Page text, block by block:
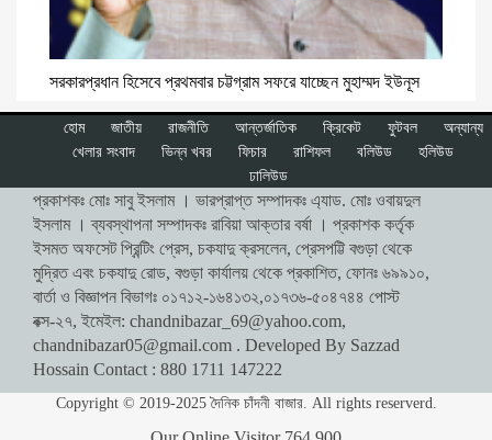
সরকারপ্রধান হিসেবে প্রথমবার চট্টগ্রাম সফরে যাচ্ছেন মুহাম্মদ ইউনূস
হোম জাতীয় রাজনীতি আন্তর্জাতিক ক্রিকেট ফুটবল
অন্যান্য
খেলার সংবাদ
ভিন্ন খবর ফিচার রাশিফল বলিউড
হলিউড
ঢালিউড
প্রকাশকঃ মোঃ সাবু ইসলাম । ভারপ্রাপ্ত সম্পাদকঃ এ্যাড. মোঃ ওবায়দুল
ইসলাম । ব্যবস্থাপনা সম্পাদকঃ রাবিয়া আক্তার বর্ষা । প্রকাশক কর্তৃক
ইসমত অফসেট প্রিন্টিং প্রেস, চকযাদু ক্রসলেন, প্রেসপট্টি বগুড়া থেকে
মুদ্রিত এবং চকযাদু রোড, বগুড়া কার্যালয় থেকে প্রকাশিত, ফোনঃ ৬৯৯১০,
বার্তা ও বিজ্ঞাপন বিভাগঃ ০১৭১২-১৬৪১৩২,০১৭৩৬-৫০৪৭৪৪ পোস্ট
বক্স-২৭, ইমেইল: chandnibazar_69@yahoo.com,
chandnibazar05@gmail.com . Developed By Sazzad
Hossain Contact : 880 1711 147222
Copyright © 2019-2025 দৈনিক চাঁদনী বাজার. All rights reserverd.